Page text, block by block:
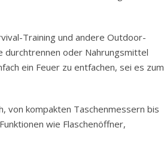
Training und andere Outdoor-
durchtrennen oder Nahrungsmittel
ein Feuer zu entfachen, sei es zum
von kompakten Taschenmessern bis
wie Flaschenöffner,